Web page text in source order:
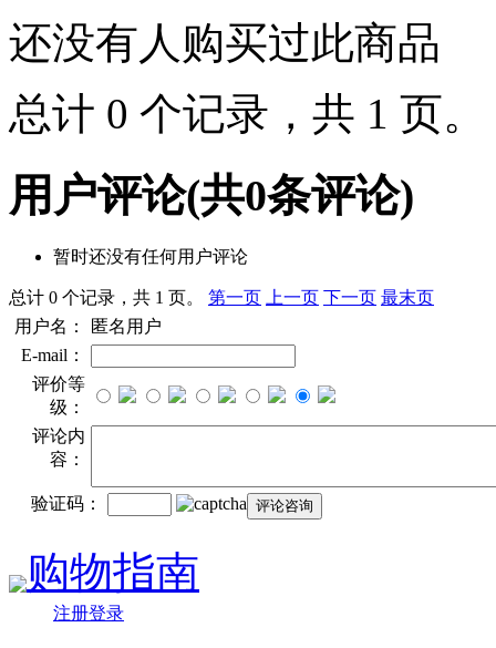
还没有人购买过此商品
总计 0 个记录，共 1 页。
用户评论(共0条评论)
暂时还没有任何用户评论
总计 0 个记录，共 1 页。 第一页 上一页 下一页 最末页
用户名：
匿名用户
E-mail：
评价等
级：
评论内
容：
验证码：
购物指南
注册登录